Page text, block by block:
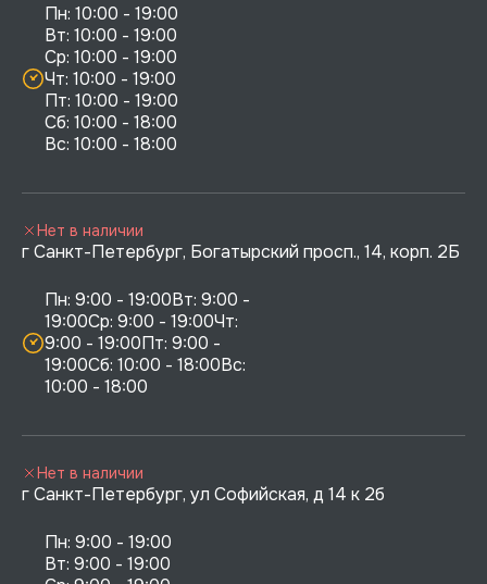
Пн: 10:00 - 19:00
Вт: 10:00 - 19:00
Ср: 10:00 - 19:00
Чт: 10:00 - 19:00
Пт: 10:00 - 19:00
Сб: 10:00 - 18:00
г Санкт-Петербург, Богатырский просп., 14, корп. 2Б
Пн: 9:00 - 19:00Вт: 9:00 -
19:00Ср: 9:00 - 19:00Чт:
9:00 - 19:00Пт: 9:00 -
19:00Сб: 10:00 - 18:00Вс:
10:00 - 18:00
Нет в наличии
г Санкт-Петербург, ул Софийская, д 14 к 2б
Пн: 9:00 - 19:00
Вт: 9:00 - 19:00
Нет в наличии